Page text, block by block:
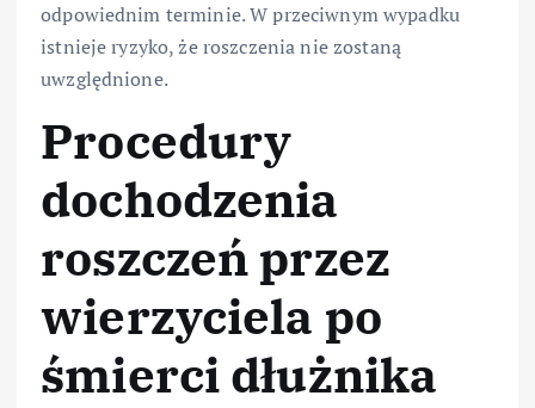
odpowiednim terminie. W przeciwnym wypadku
istnieje ryzyko, że roszczenia nie zostaną
uwzględnione.
Procedury
dochodzenia
roszczeń przez
wierzyciela po
śmierci dłużnika